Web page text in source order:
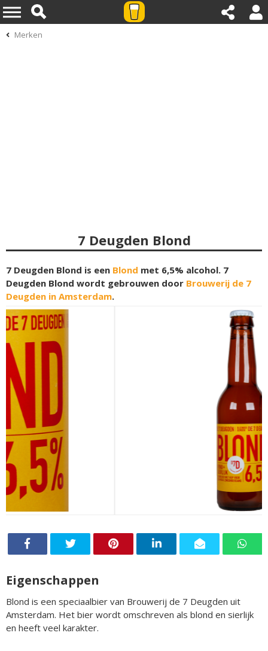
Merken
7 Deugden Blond
7 Deugden Blond is een Blond met 6,5% alcohol. 7
Deugden Blond wordt gebrouwen door Brouwerij de 7
Deugden in Amsterdam.
Eigenschappen
Blond is een speciaalbier van Brouwerij de 7 Deugden uit
Amsterdam. Het bier wordt omschreven als blond en sierlijk
en heeft veel karakter.